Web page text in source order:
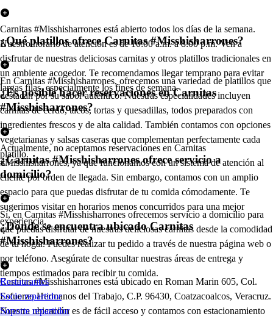
Carnitas #Misshisharrones está abierto todos los días de la semana.
Nuestro horario de atención es de 10:00 a.m. a 8:00 p.m. Ven a
disfrutar de nuestras deliciosas carnitas y otros platillos tradicionales en
un ambiente acogedor. Te recomendamos llegar temprano para evitar
largas filas, especialmente los fines de semana.
¿Qué platillos ofrece Carnitas #Misshisharrones?
En Carnitas #Misshisharrones, ofrecemos una variedad de platillos que
destacan por su sabor auténtico. Nuestras especialidades incluyen
carnitas de cerdo, tacos, tortas y quesadillas, todos preparados con
ingredientes frescos y de alta calidad. También contamos con opciones
vegetarianas y salsas caseras que complementan perfectamente cada
platillo.
¿Es posible hacer reservaciones en Carnitas
#Misshisharrones?
Actualmente, no aceptamos reservaciones en Carnitas
#Misshisharrones, ya que funcionamos con un sistema de atención al
cliente por orden de llegada. Sin embargo, contamos con un amplio
espacio para que puedas disfrutar de tu comida cómodamente. Te
sugerimos visitar en horarios menos concurridos para una mejor
experiencia.
¿Carnitas #Misshisharrones ofrece servicio a
domicilio?
Sí, en Carnitas #Misshisharrones ofrecemos servicio a domicilio para
que puedas disfrutar de nuestras deliciosas carnitas desde la comodidad
de tu hogar. Puedes realizar tu pedido a través de nuestra página web o
por teléfono. Asegúrate de consultar nuestras áreas de entrega y
tiempos estimados para recibir tu comida.
¿Dónde se encuentra ubicado Carnitas
#Misshisharrones?
Carnitas #Misshisharrones está ubicado en Roman Marin 605, Col.
Esfuerzo Hermanos del Trabajo, C.P. 96430, Coatzacoalcos, Veracruz.
Nuestra ubicación es de fácil acceso y contamos con estacionamiento
Restaurantes
Socio repartidor
Soporte repartidor